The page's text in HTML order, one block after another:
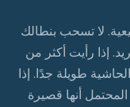
لا تسحب بنطالك
إذا رأيت أكثر من
طويلة جدًا. إذا
أنها قصيرة